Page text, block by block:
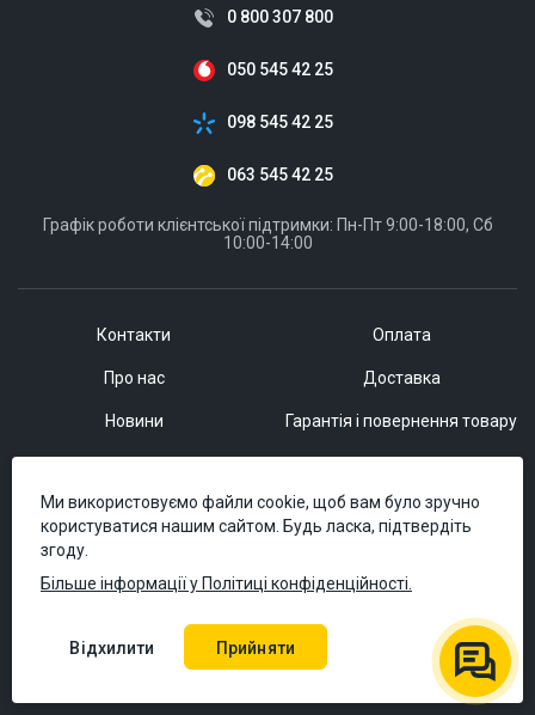
Контакти
Про нас
Новини
Відео
Корпоративним клієнтам
Оплата
Доставка
Гарантія і повернення товару
Політика конфіденційності
Як купити
Сервісний центр
0 800 307 800
050 545 42 25
098 545 42 25
063 545 42 25
Графік роботи клієнтської підтримки: Пн-Пт 9:00-18:00, Сб
10:00-14:00
Ми використовуємо файли cookie, щоб вам було зручно
користуватися нашим сайтом. Будь ласка, підтвердіть
згоду.
Більше інформації у Політиці конфіденційності.
Відхилити Прийняти